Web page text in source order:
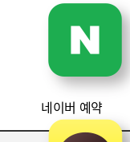
네이버 예약